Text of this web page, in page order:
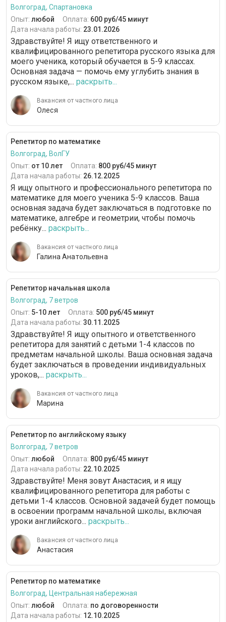
Волгоград, Спартановка
Опыт: любой Оплата: 600 руб/45 минут
Дата начала работы: 23.01.2026
Здравствуйте! Я ищу ответственного и
квалифицированного репетитора русского языка для
моего ученика, который обучается в 5-9 классах.
Основная задача — помочь ему углубить знания в
русском языке,... раскрыть...
Вакансия от частного лица
Олеся
Репетитор по математике
Волгоград, ВолГУ
Опыт: от 10 лет Оплата: 800 руб/45 минут
Дата начала работы: 26.12.2025
Я ищу опытного и профессионального репетитора по
математике для моего ученика 5-9 классов. Ваша
основная задача будет заключаться в подготовке по
математике, алгебре и геометрии, чтобы помочь
ребёнку... раскрыть...
Вакансия от частного лица
Галина Анатольевна
Репетитор начальная школа
Волгоград, 7 ветров
Опыт: 5-10 лет Оплата: 500 руб/45 минут
Дата начала работы: 30.11.2025
Здравствуйте! Я ищу опытного и ответственного
репетитора для занятий с детьми 1-4 классов по
предметам начальной школы. Ваша основная задача
будет заключаться в проведении индивидуальных
уроков,... раскрыть...
Вакансия от частного лица
Марина
Репетитор по английскому языку
Волгоград, 7 ветров
Опыт: любой Оплата: 800 руб/45 минут
Дата начала работы: 22.10.2025
Здравствуйте! Меня зовут Анастасия, и я ищу
квалифицированного репетитора для работы с
детьми 1-4 классов. Основной задачей будет помощь
в освоении программ начальной школы, включая
уроки английского... раскрыть...
Вакансия от частного лица
Анастасия
Репетитор по математике
Волгоград, Центральная набережная
Опыт: любой Оплата: по договоренности
Дата начала работы: 12.10.2025